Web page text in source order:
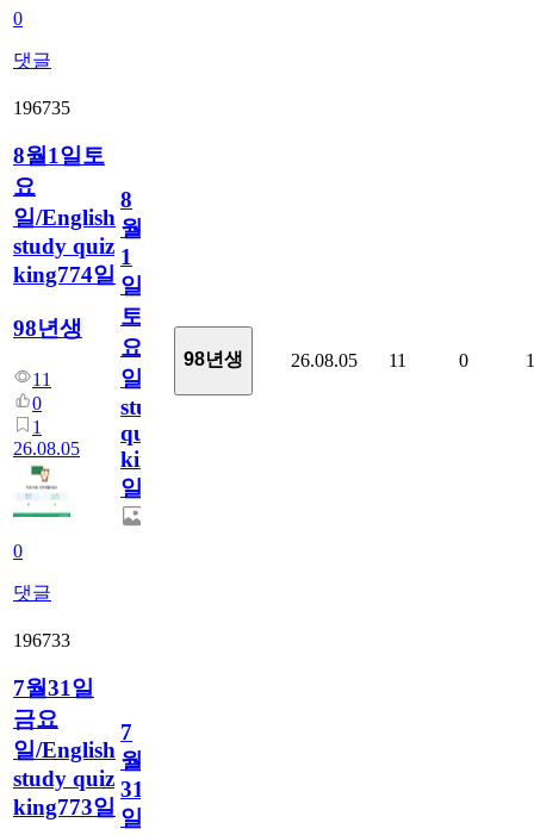
0
댓글
196735
8월1일토
요
일/English
study quiz
king774일
98년생
11
0
1
26.08.05
0
댓글
8
월
1
일
토
요
일/English
study
quiz
king774
일
98년생 26.08.05 11 0 1
196733
7월31일
금요
일/English
study quiz
king773일
7
월
31
일